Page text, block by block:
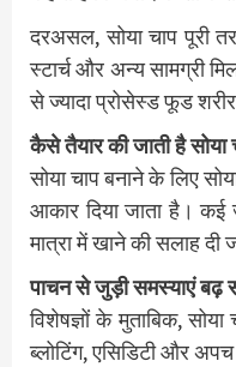
दरअसल, सोया चाप पूरी
स्टार्च और अन्य सामग्री
से ज्यादा प्रोसेस्ड फूड
कैसे तैयार की जाती है सोया
सोया चाप बनाने के लिए
आकार दिया जाता है। कई
मात्रा में खाने की सलाह दी
पाचन से जुड़ी समस्याएं बढ़
विशेषज्ञों के मुताबिक,
ब्लोटिंग, एसिडिटी और